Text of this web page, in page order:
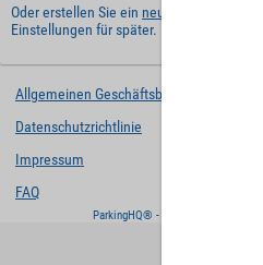
Oder erstellen Sie ein neues Benutzerkonto
Einstellungen für später.
Allgemeinen Geschäftsbedingungen
Datenschutzrichtlinie
Impressum
FAQ
ParkingHQ® - eine Lösung von